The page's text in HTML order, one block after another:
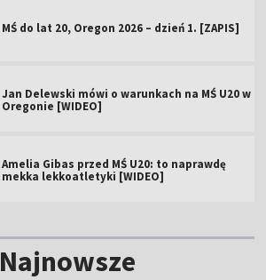
MŚ do lat 20, Oregon 2026 – dzień 1. [ZAPIS]
Jan Delewski mówi o warunkach na MŚ U20 w
Oregonie [WIDEO]
Amelia Gibas przed MŚ U20: to naprawdę
mekka lekkoatletyki [WIDEO]
Najnowsze